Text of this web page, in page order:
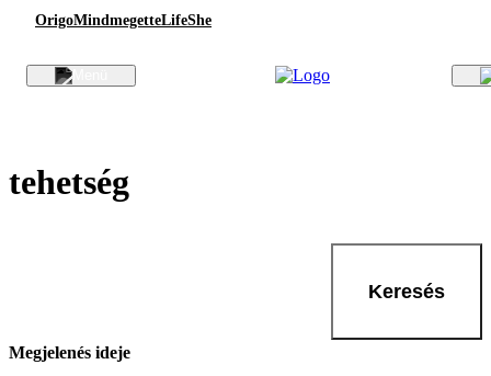
OrigoMindmegetteLifeShe
tehetség
Keresés
Megjelenés ideje